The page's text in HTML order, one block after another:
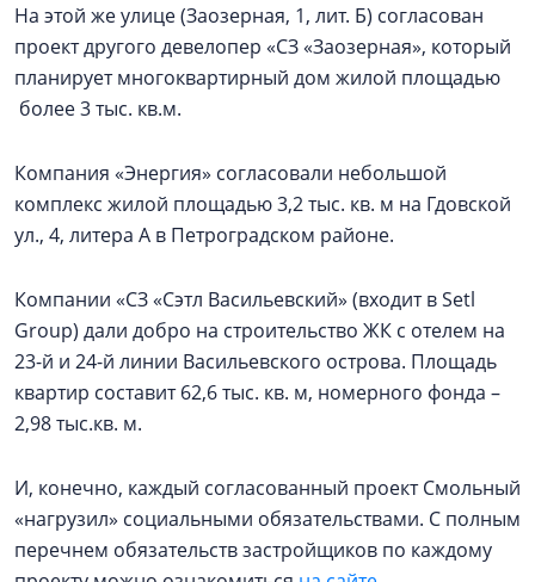
На этой же улице (Заозерная, 1, лит. Б) согласован
проект другого девелопер «СЗ «Заозерная», который
планирует многоквартирный дом жилой площадью
более 3 тыс. кв.м.
Компания «Энергия» согласовали небольшой
комплекс жилой площадью 3,2 тыс. кв. м на Гдовской
ул., 4, литера А в Петроградском районе.
Компании «СЗ «Сэтл Васильевский» (входит в Setl
Group) дали добро на строительство ЖК с отелем на
23-й и 24-й линии Васильевского острова. Площадь
квартир составит 62,6 тыс. кв. м, номерного фонда –
2,98 тыс.кв. м.
И, конечно, каждый согласованный проект Смольный
«нагрузил» социальными обязательствами. С полным
перечнем обязательств застройщиков по каждому